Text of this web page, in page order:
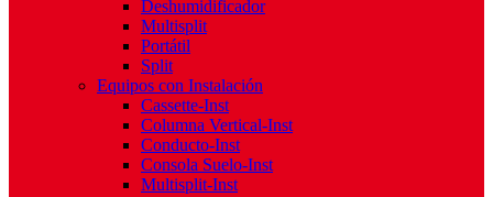
Deshumidificador
Multisplit
Portátil
Split
Equipos con Instalación
Cassette-Inst
Columna Vertical-Inst
Conducto-Inst
Consola Suelo-Inst
Multisplit-Inst